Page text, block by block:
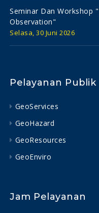
Seminar Dan Workshop
Observation"
Selasa, 30 Juni 2026
Pelayanan Publik
GeoServices
GeoHazard
GeoResources
GeoEnviro
Jam Pelayanan